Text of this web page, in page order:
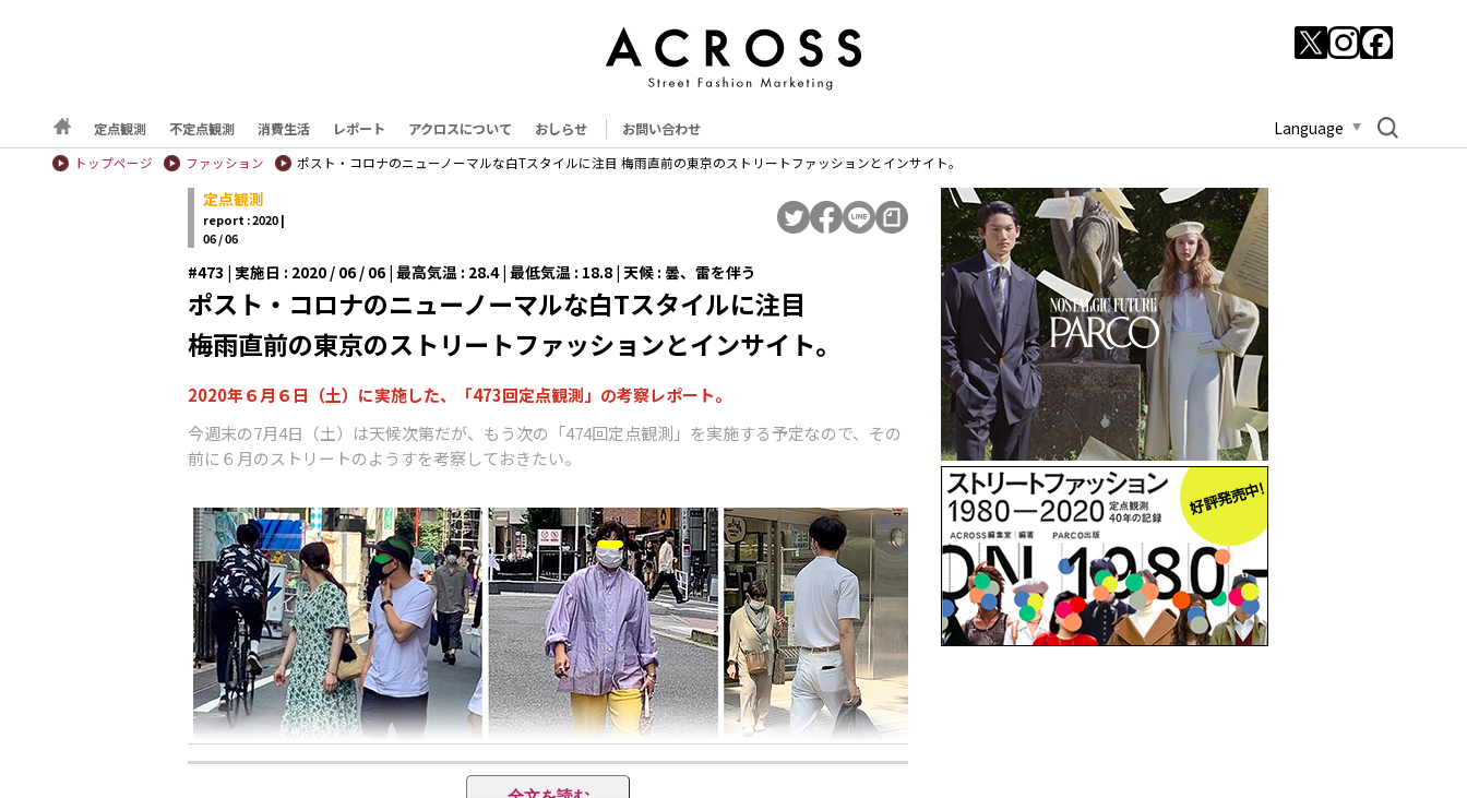
定点観測 不定点観測 消費生活 レポート アクロスについて おしらせ お問い合わせ Language
トップページ ファッション ポスト・コロナのニューノーマルな白Tスタイルに注目 梅雨直前の東京のストリートファッションとインサイト。
定点観測
report : 2020 |
06 / 06
#473 | 実施日 : 2020 / 06 / 06 | 最高気温 : 28.4 | 最低気温 : 18.8 | 天候 : 曇、雷を伴う
ポスト・コロナのニューノーマルな白Tスタイルに注目
梅雨直前の東京のストリートファッションとインサイト。
2020年６月６日（土）に実施した、「473回定点観測」の考察レポート。
今週末の7月4日（土）は天候次第だが、もう次の「474回定点観測」を実施する予定なので、その
前に６月のストリートのようすを考察しておきたい。